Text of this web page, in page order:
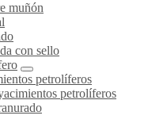
muñón
con sello
petrolíferos
petrolíferos